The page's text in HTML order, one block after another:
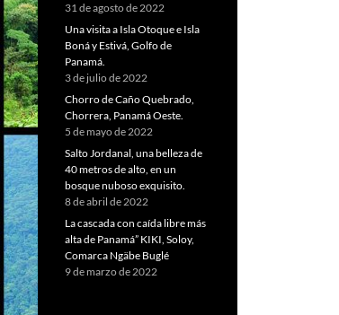
31 de agosto de 2022
Una visita a Isla Otoque e Isla
Boná y Estivá, Golfo de
Panamá.
3 de julio de 2022
Chorro de Caño Quebrado,
Chorrera, Panamá Oeste.
5 de mayo de 2022
Salto Jordanal, una belleza de
40 metros de alto, en un
bosque nuboso exquisito.
8 de abril de 2022
La cascada con caída libre más
alta de Panamá” KIKI, Soloy,
Comarca Ngäbe Buglé
9 de marzo de 2022